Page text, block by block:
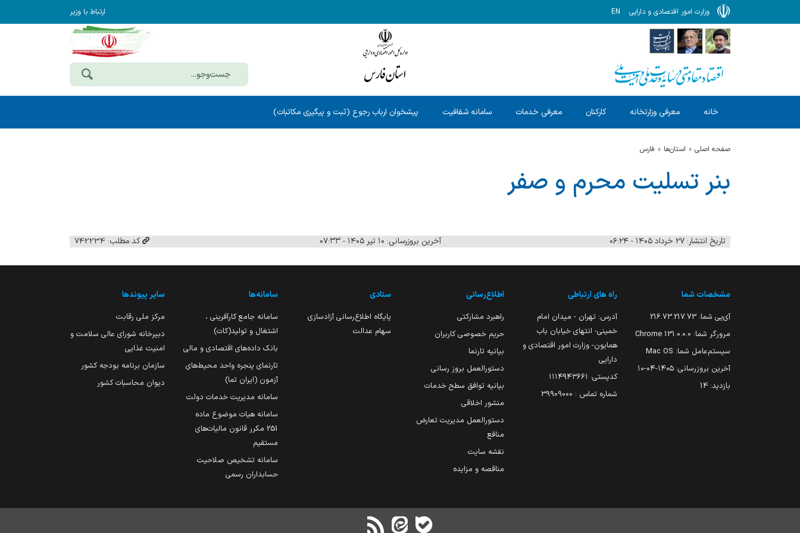
وزارت امور اقتصادی و دارایی EN ارتباط با وزیر
خانه معرفی وزارتخانه کارکنان معرفی خدمات سامانه شفافیت پیشخوان ارباب رجوع (ثبت و پیگیری مکاتبات)
صفحه اصلی استان‌ها فارس
بنر تسلیت محرم و صفر
تاریخ انتشار: ۲۷ خرداد ۱۴۰۵ - ۰۶:۲۴ آخرین بروزرسانی: ۱۰ تیر ۱۴۰۵ - ۰۷:۳۳ کد مطلب: 742234
مشخصات شما
آی‌پی شما: 216.73.217.73
مرورگر شما: 131.0.0.0 Chrome
سیستم‌عامل شما: Mac OS
آخرین بروزرسانی: ۱۴۰۵-۰۴-۱۰
بازدید: 14
راه های ارتباطی
آدرس: تهران - میدان امام
خمینی- انتهای خیابان باب
همایون- وزارت امور اقتصادی و
دارایی
کدپستی: ۱۱۱۴۹۴۳۶۶۱
شماره تماس : 39909000
اطلاع‌رسانی
راهبرد مشارکتی
حریم خصوصی کاربران
بیانیه تارنما
دستورالعمل بروز رسانی
بیانیه توافق سطح خدمات
منشور اخلاقی
دستورالعمل مدیریت تعارض
منافع
نقشه سایت
مناقصه و مزایده
ستادی
پایگاه اطلاع‌رسانی آزادسازی
سهام عدالت
سامانه‌ها
سامانه جامع کارآفرینی ،
اشتغال و تولید(کات)
بانک داده‌های اقتصادی و مالی
تارنمای پنجره واحد محیط‌های
آزمون (ایران تما)
سامانه مدیریت خدمات دولت
سامانه هیات موضوع ماده
251 مکرر قانون مالیات‌های
مستقیم
سامانه تشخیص صلاحیت
حسابداران رسمی
سایر پیوندها
مرکز ملی رقابت
دبیرخانه شورای عالی سلامت و
امنیت غذایی
سازمان برنامه بودجه کشور
دیوان محاسبات کشور